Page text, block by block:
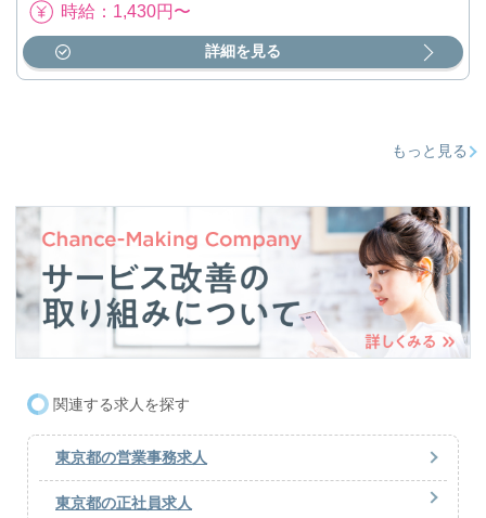
時給：1,430円〜
詳細を見る
もっと見る
関連する求人を探す
東京都の営業事務求人
東京都の正社員求人